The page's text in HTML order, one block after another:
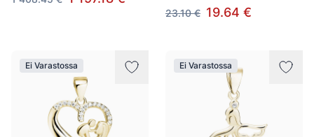
23.10 € 19.64 €
Ei Varastossa Ei Varastossa